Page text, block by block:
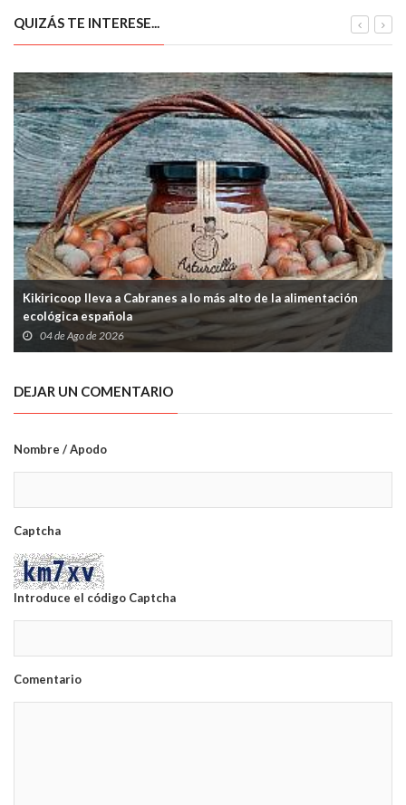
QUIZÁS TE INTERESE...
Kikiricoop lleva a Cabranes a lo más alto de la alimentación
ecológica española
04 de Ago de 2026
DEJAR UN COMENTARIO
Nombre / Apodo
Captcha
Introduce el código Captcha
Comentario